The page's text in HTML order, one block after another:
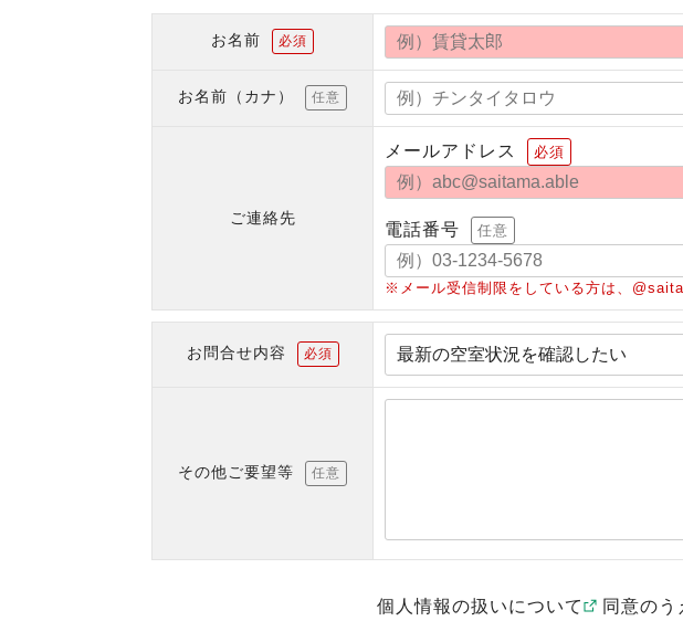
お名前 必須
お名前（カナ） 任意
ご連絡先
メールアドレス 必須
電話番号 任意
※メール受信制限をしている方は、
お問合せ内容 必須
その他ご要望等 任意
個人情報の扱いについて 同意のう